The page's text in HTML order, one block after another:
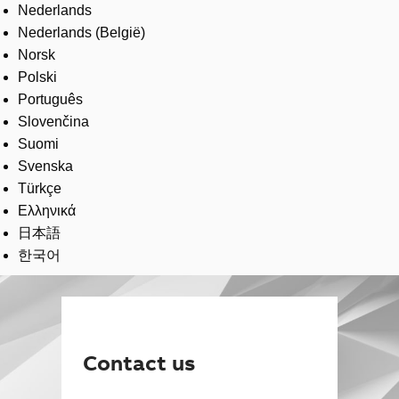
Nederlands
Nederlands (België)
Norsk
Polski
Português
Slovenčina
Suomi
Svenska
Türkçe
Ελληνικά
日本語
한국어
Contact us